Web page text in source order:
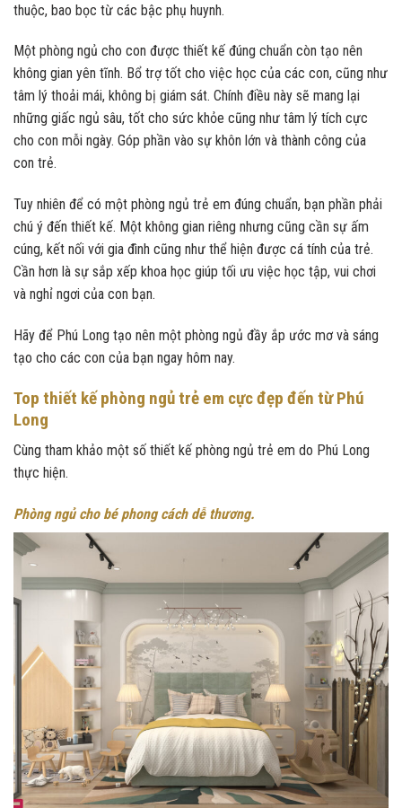
thuộc, bao bọc từ các bậc phụ huynh.
Một phòng ngủ cho con được thiết kế đúng chuẩn còn tạo nên
không gian yên tĩnh. Bổ trợ tốt cho việc học của các con, cũng như
tâm lý thoải mái, không bị giám sát. Chính điều này sẽ mang lại
những giấc ngủ sâu, tốt cho sức khỏe cũng như tâm lý tích cực
cho con mỗi ngày. Góp phần vào sự khôn lớn và thành công của
con trẻ.
Tuy nhiên để có một phòng ngủ trẻ em đúng chuẩn, bạn phần phải
chú ý đến thiết kế. Một không gian riêng nhưng cũng cần sự ấm
cúng, kết nối với gia đình cũng như thể hiện được cá tính của trẻ.
Cần hơn là sự sắp xếp khoa học giúp tối ưu việc học tập, vui chơi
và nghỉ ngơi của con bạn.
Hãy để Phú Long tạo nên một phòng ngủ đầy ắp ước mơ và sáng
tạo cho các con của bạn ngay hôm nay.
Top thiết kế phòng ngủ trẻ em cực đẹp đến từ Phú
Long
Cùng tham khảo một số thiết kế phòng ngủ trẻ em do Phú Long
thực hiện.
Phòng ngủ cho bé phong cách dễ thương.